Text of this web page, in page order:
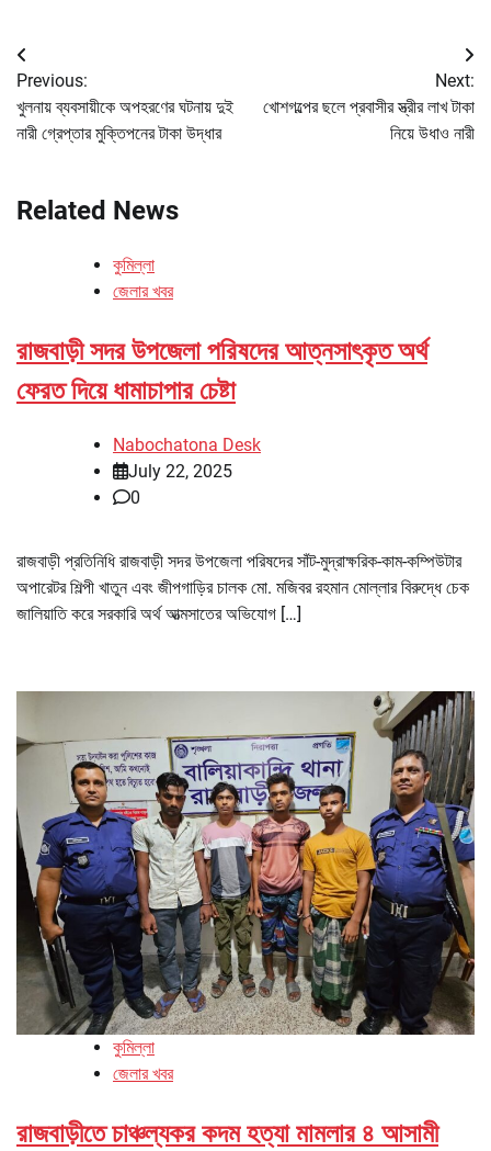
Post
navigation
Previous:
খুলনায় ব্যবসায়ীকে অপহরণের ঘটনায় দুই
নারী গ্রেপ্তার মুক্তিপনের টাকা উদ্ধার
Next:
খোশগল্পের ছলে প্রবাসীর স্ত্রীর লাখ টাকা
নিয়ে উধাও নারী
Related News
কুমিল্লা
জেলার খবর
রাজবাড়ী সদর উপজেলা পরিষদের আত্নসাৎকৃত অর্থ
ফেরত দিয়ে ধামাচাপার চেষ্টা
Nabochatona Desk
July 22, 2025
0
রাজবাড়ী প্রতিনিধি রাজবাড়ী সদর উপজেলা পরিষদের সাঁট-মুদ্রাক্ষরিক-কাম-কম্পিউটার
অপারেটর শিল্পী খাতুন এবং জীপগাড়ির চালক মো. মজিবর রহমান মোল্লার বিরুদ্ধে চেক
জালিয়াতি করে সরকারি অর্থ আত্মসাতের অভিযোগ […]
কুমিল্লা
জেলার খবর
রাজবাড়ীতে চাঞ্চল্যকর কদম হত্যা মামলার ৪ আসামী